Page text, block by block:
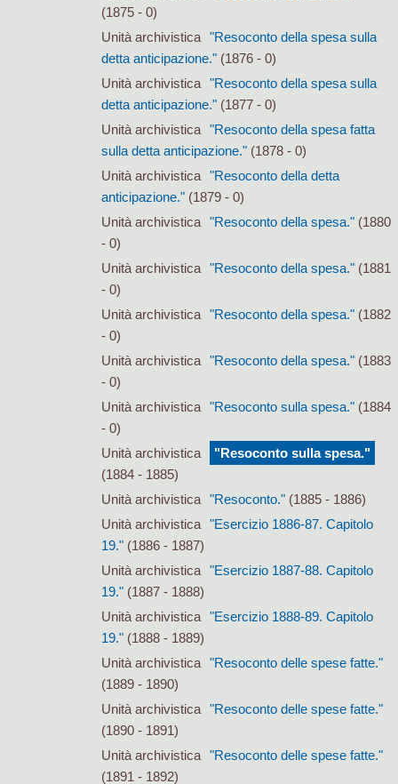
(1875 - 0)
Unità archivistica
"Resoconto della spesa sulla
detta anticipazione." (1876 - 0)
Unità archivistica
"Resoconto della spesa sulla
detta anticipazione." (1877 - 0)
Unità archivistica
"Resoconto della spesa fatta
sulla detta anticipazione." (1878 - 0)
Unità archivistica
"Resoconto della detta
anticipazione." (1879 - 0)
Unità archivistica
"Resoconto della spesa." (1880
- 0)
Unità archivistica
"Resoconto della spesa." (1881
- 0)
Unità archivistica
"Resoconto della spesa." (1882
- 0)
Unità archivistica
"Resoconto della spesa." (1883
- 0)
Unità archivistica
"Resoconto sulla spesa." (1884
- 0)
Unità archivistica
"Resoconto sulla spesa."
(1884 - 1885)
Unità archivistica
"Resoconto." (1885 - 1886)
Unità archivistica
"Esercizio 1886-87. Capitolo
19." (1886 - 1887)
Unità archivistica
"Esercizio 1887-88. Capitolo
19." (1887 - 1888)
Unità archivistica
"Esercizio 1888-89. Capitolo
19." (1888 - 1889)
Unità archivistica
"Resoconto delle spese fatte."
(1889 - 1890)
Unità archivistica
"Resoconto delle spese fatte."
(1890 - 1891)
Unità archivistica
"Resoconto delle spese fatte."
(1891 - 1892)